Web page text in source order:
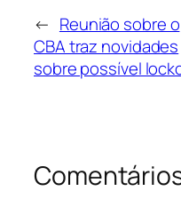
← Reunião sobre o
CBA traz novidades
sobre possível